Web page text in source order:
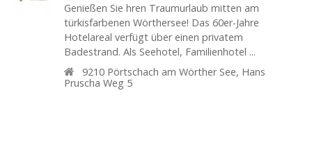
Genießen Sie hren Traumurlaub mitten am
türkisfarbenen Wörthersee! Das 60er-Jahre
Hotelareal verfügt über einen privatem
Badestrand. Als Seehotel, Familienhotel ...
9210 Pörtschach am Wörther See, Hans
Pruscha Weg 5